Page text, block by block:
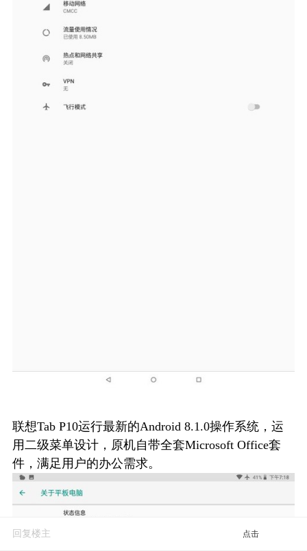
联想Tab P10运行最新的Android 8.1.0操作系统，运
用二级菜单设计，原机自带全套Microsoft Office套
件，满足用户的办公需求。
回复楼主 点击